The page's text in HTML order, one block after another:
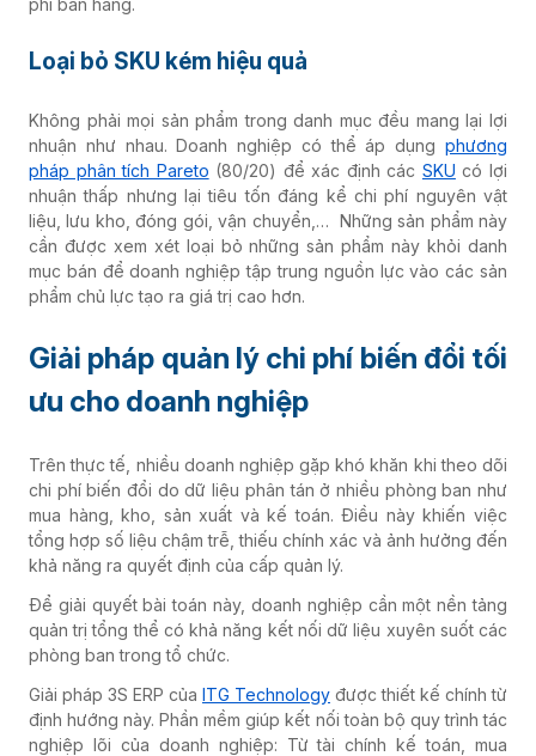
Loại bỏ SKU kém hiệu quả
Không phải mọi sản phẩm trong danh mục đều mang lại lợi
nhuận như nhau. Doanh nghiệp có thể áp dụng phương
pháp phân tích Pareto (80/20) để xác định các SKU có lợi
nhuận thấp nhưng lại tiêu tốn đáng kể chi phí nguyên vật
liệu, lưu kho, đóng gói, vận chuyển,… Những sản phẩm này
cần được xem xét loại bỏ những sản phẩm này khỏi danh
mục bán để doanh nghiệp tập trung nguồn lực vào các sản
phẩm chủ lực tạo ra giá trị cao hơn.
Giải pháp quản lý chi phí biến đổi tối
ưu cho doanh nghiệp
Trên thực tế, nhiều doanh nghiệp gặp khó khăn khi theo dõi
chi phí biến đổi do dữ liệu phân tán ở nhiều phòng ban như
mua hàng, kho, sản xuất và kế toán. Điều này khiến việc
tổng hợp số liệu chậm trễ, thiếu chính xác và ảnh hưởng đến
khả năng ra quyết định của cấp quản lý.
Để giải quyết bài toán này, doanh nghiệp cần một nền tảng
quản trị tổng thể có khả năng kết nối dữ liệu xuyên suốt các
phòng ban trong tổ chức.
Giải pháp 3S ERP của ITG Technology được thiết kế chính từ
định hướng này. Phần mềm giúp kết nối toàn bộ quy trình tác
nghiệp lõi của doanh nghiệp: Từ tài chính kế toán, mua